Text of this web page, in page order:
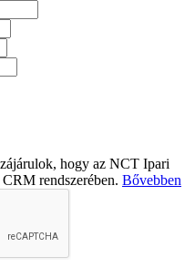
hogy az NCT Ipari
rendszerében. Bővebben